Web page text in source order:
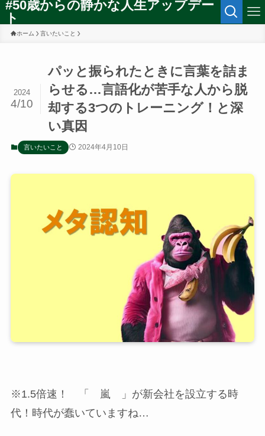
#50歳からの静かな人生アップデー
ト
ホーム 言いたいこと
パッと振られたときに言葉を詰ま
らせる…言語化が苦手な人から脱
却する3つのトレーニング！と深
い真因
2024
4/10
言いたいこと 2024年4月10日
※1.5倍速！ 「 嵐 」が新会社を設立する時
代！時代が蠢いていますね…